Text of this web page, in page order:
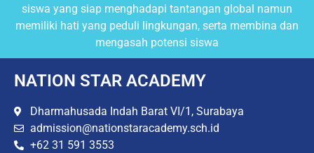
siswa yang siap menghadapi tantangan global namun
memiliki hati yang peduli lingkungan, serta membina dan
mengasah potensi siswa
NATION STAR ACADEMY
Dharmahusada Indah Barat VI/1, Surabaya
admission@nationstaracademy.sch.id
+62 31 591 3553